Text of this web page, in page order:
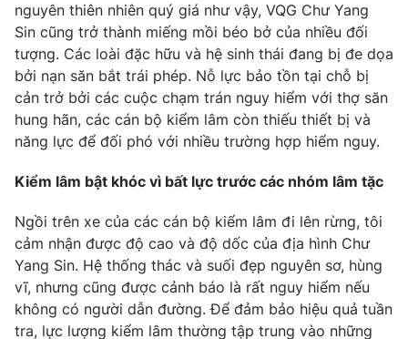
Tư vấn
Chuyên mục khác
Emagazine Podcast
Photo Infographic
Video Shorts video
VTV Money VTV Thể thao
VTV Sức khoẻ Bất động sản
nguyên thiên nhiên quý giá như vậy, VQG Chư Yang
Sin cũng trở thành miếng mồi béo bở của nhiều đối
tượng. Các loài đặc hữu và hệ sinh thái đang bị đe dọa
bởi nạn săn bắt trái phép. Nỗ lực bảo tồn tại chỗ bị
cản trở bởi các cuộc chạm trán nguy hiểm với thợ săn
hung hãn, các cán bộ kiểm lâm còn thiếu thiết bị và
năng lực để đối phó với nhiều trường hợp hiểm nguy.
Kiểm lâm bật khóc vì bất lực trước các nhóm lâm tặc
Ngồi trên xe của các cán bộ kiểm lâm đi lên rừng, tôi
cảm nhận được độ cao và độ dốc của địa hình Chư
Yang Sin. Hệ thống thác và suối đẹp nguyên sơ, hùng
vĩ, nhưng cũng được cảnh báo là rất nguy hiểm nếu
không có người dẫn đường. Để đảm bảo hiệu quả tuần
tra, lực lượng kiểm lâm thường tập trung vào những